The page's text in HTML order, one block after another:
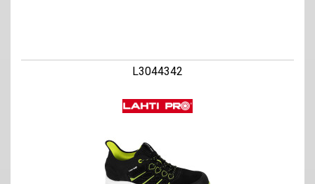
L3044342